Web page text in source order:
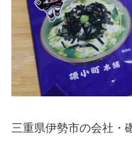
三重県伊勢市の会社・